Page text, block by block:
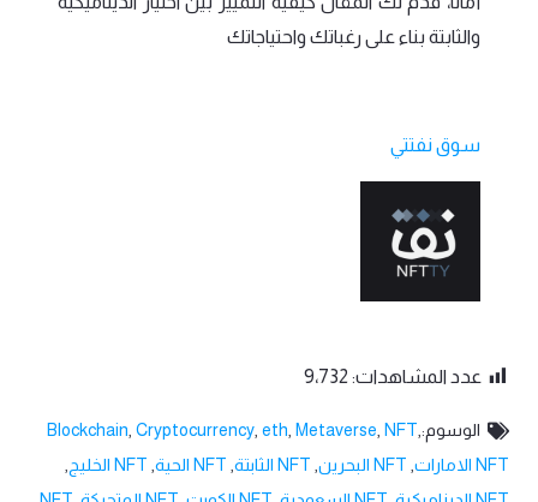
والثابتة بناء على رغباتك واحتياجاتك
سوق نفتتي
عدد المشاهدات: 9٬732
الوسوم: Blockchain,Cryptocurrency,eth, Metaverse, NFT,
NFT الامارات
, NFT البحرين , NFT الثابتة , NFT الحية , NFT الخليج
,